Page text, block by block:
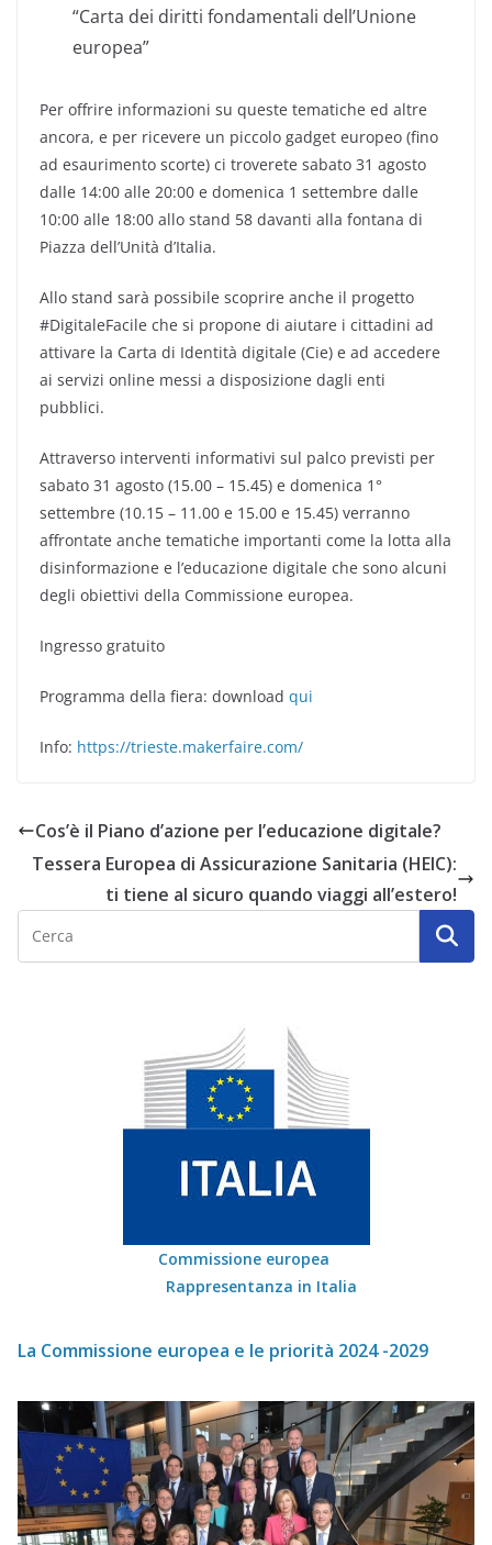
“Carta dei diritti fondamentali dell’Unione
europea”
Per offrire informazioni su queste tematiche ed altre
ancora, e per ricevere un piccolo gadget europeo (fino
ad esaurimento scorte) ci troverete sabato 31 agosto
dalle 14:00 alle 20:00 e domenica 1 settembre dalle
10:00 alle 18:00 allo stand 58 davanti alla fontana di
Piazza dell’Unità d’Italia.
Allo stand sarà possibile scoprire anche il progetto
#DigitaleFacile che si propone di aiutare i cittadini ad
attivare la Carta di Identità digitale (Cie) e ad accedere
ai servizi online messi a disposizione dagli enti
pubblici.
Attraverso interventi informativi sul palco previsti per
sabato 31 agosto (15.00 – 15.45) e domenica 1°
settembre (10.15 – 11.00 e 15.00 e 15.45) verranno
affrontate anche tematiche importanti come la lotta alla
disinformazione e l’educazione digitale che sono alcuni
degli obiettivi della Commissione europea.
Ingresso gratuito
Programma della fiera: download qui
Info: https://trieste.makerfaire.com/
Cos’è il Piano d’azione per l’educazione digitale?
Tessera Europea di Assicurazione Sanitaria (HEIC):
ti tiene al sicuro quando viaggi all’estero!
Commissione europea
Rappresentanza in Italia
La Commissione europea e le priorità 2024 -2029